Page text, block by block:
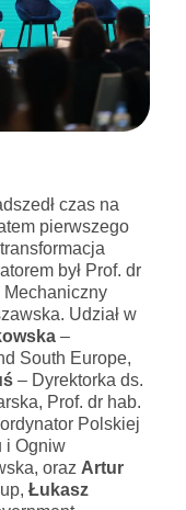
czas na
pierwszego
był Prof. dr
Mechaniczny
Udział w
–
South Europe,
– Dyrektorka ds.
Prof. dr hab.
Polskiej
i Ogniw
oraz Artur
Łukasz